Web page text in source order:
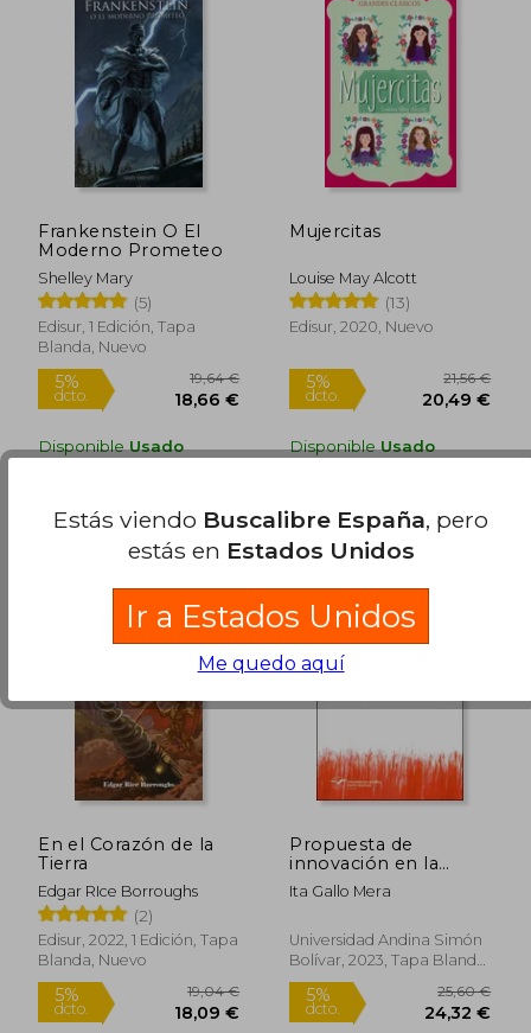
5%
dcto.
5%
Frankenstein O El
Moderno Prometeo
Shelley Mary
(5)
Edisur, 1 Edición, Tapa
Blanda, Nuevo
5%
dcto.
DisponibleUsado
Mujercitas
Louise May Alcott
(13)
Edisur, 2020, Nuevo
DisponibleUsado
En el Corazón de la
Tierra
Edgar RIce Borroughs
(2)
Edisur, 2022, 1 Edición, Tapa
Blanda, Nuevo
Propuesta de
innovación en la
educación continua.
La norma UNE-ISO
UASB-E
Ita Gallo Mera
Universidad Andina Simón
Bolívar, 2023, Tapa Blanda,
Nuevo
Estás viendo Buscalibre España, pero
estás en Estados Unidos
Ir a Estados Unidos
Me quedo aquí